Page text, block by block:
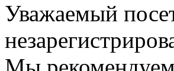
Уважаемый